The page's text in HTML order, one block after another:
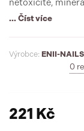
... Číst více
Výrobce: ENII-NAILS
0
221 Kč